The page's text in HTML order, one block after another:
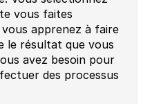
vous faites
apprenez à faire
le résultat que vous
avez besoin pour
des processus